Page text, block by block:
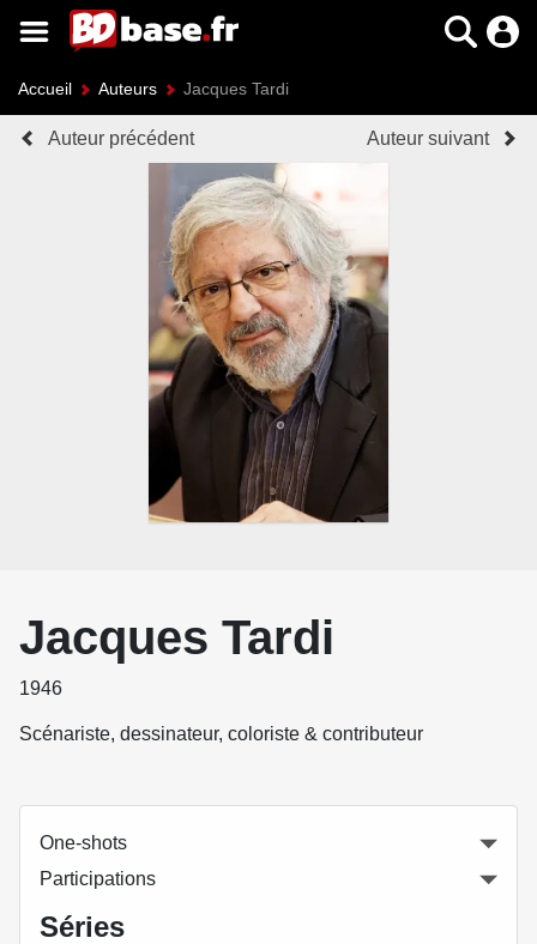
Accueil Auteurs Jacques Tardi
Auteur précédent Auteur suivant
Jacques Tardi
1946
Scénariste, dessinateur, coloriste & contributeur
One-shots
Participations
Séries